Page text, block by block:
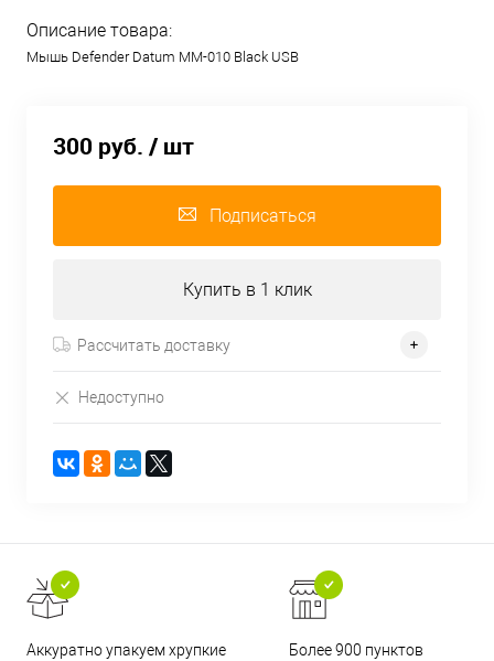
Описание товара:
Мышь Defender Datum MM-010 Black USB
300 руб. / шт
Подписаться
Купить в 1 клик
Рассчитать доставку
Недоступно
Аккуратно упакуем хрупкие
Более 900 пунктов